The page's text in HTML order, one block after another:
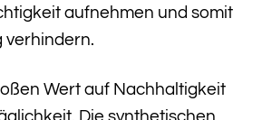
aufnehmen und somit
verhindern.
Wert auf Nachhaltigkeit